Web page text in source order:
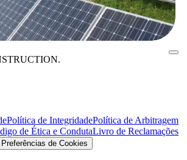
Política de IntegridadePolítica de Arbitragem
de Ética e CondutaLivro de Reclamações
Preferências de Cookies